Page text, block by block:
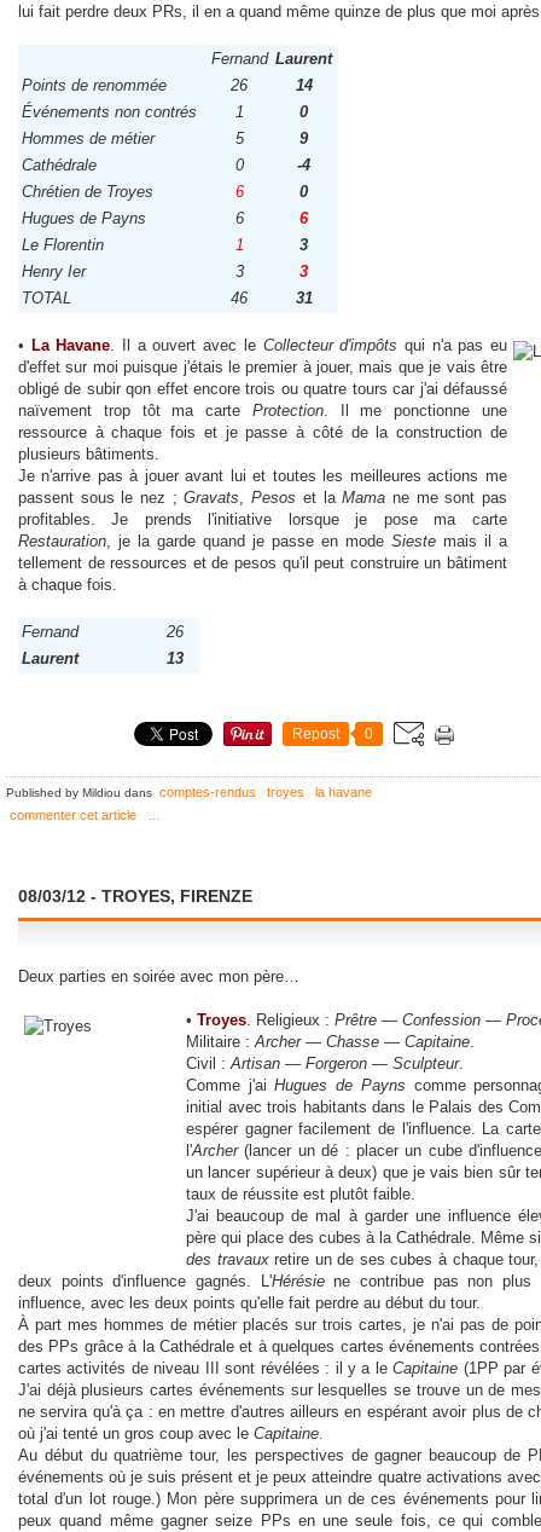
lui fait perdre deux PRs, il en a quand même quinze de plus que moi
Fernand Laurent
Points de renommée
26
14
Événements non contrés
1
0
Hommes de métier
5
9
Cathédrale
0
-4
Chrétien de Troyes
6
0
Hugues de Payns
6
6
Le Florentin
1
3
Henry Ier
3
3
TOTAL
46 31
• La Havane. Il a ouvert avec le Collecteur d'impôts qui n'a pas eu
d'effet sur moi puisque j'étais le premier à jouer, mais que je vais être
obligé de subir qon effet encore trois ou quatre tours car j'ai défaussé
naïvement trop tôt ma carte Protection. Il me ponctionne une
ressource à chaque fois et je passe à côté de la construction de
plusieurs bâtiments.
Je n'arrive pas à jouer avant lui et toutes les meilleures actions me
passent sous le nez ;Gravats,Pesos et laMama ne me sont pas
profitables. Je prends l'initiative lorsque je pose ma carte
Restauration, je la garde quand je passe en mode Sieste mais il a
tellement de ressources et de pesos qu'il peut construire un bâtiment
à chaque fois.
Fernand
26
Laurent
13
Repost 0
Published by Mildiou dans comptes-rendus troyes
la havane
commenter cet article
08/03/12 - TROYES, FIRENZE
Deux parties en soirée avec mon père…
• Troyes. Religieux : Prêtre — Confession —
Militaire :Archer— Chasse — Capitaine.
Civil :Artisan — Forgeron — Sculpteur.
Comme j'aiHugues de Payns comme
initial avec trois habitants dans le Palais des
espérer gagner facilement de l'influence. La
l'Archer(lancer un dé : placer un cube
un lancer supérieur à deux) que je vais bien sûr
taux de réussite est plutôt faible.
J'ai beaucoup de mal à garder une influence
père qui place des cubes à la Cathédrale. Même
des travauxretire un de ses cubes à chaque
deux points d'influence gagnés. L'Hérésiene contribue pas non plus
influence, avec les deux points qu'elle fait perdre au début du tour.
À part mes hommes de métier placés sur trois cartes, je n'ai pas de
des PPs grâce à la Cathédrale et à quelques cartes événements
cartes activités de niveau III sont révélées : il y a leCapitaine (1PP par
J'ai déjà plusieurs cartes événements sur lesquelles se trouve un de
ne servira qu'à ça : en mettre d'autres ailleurs en espérant avoir plus de
où j'ai tenté un gros coup avec le Capitaine.
Au début du quatrième tour, les perspectives de gagner beaucoup de
événements où je suis présent et je peux atteindre quatre activations
total d'un lot rouge.) Mon père supprimera un de ces événements pour
peux quand même gagner seize PPs en une seule fois, ce qui